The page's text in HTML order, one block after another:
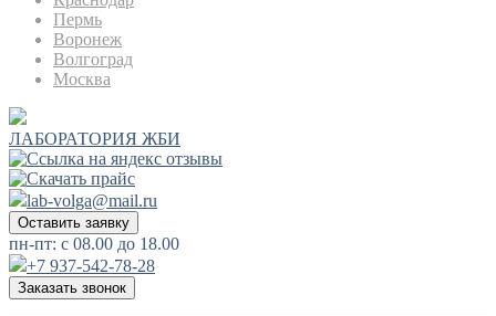
Пермь
Воронеж
Волгоград
Москва
ЛАБОРАТОРИЯ ЖБИ
lab-volga@mail.ru
Оставить заявку
пн-пт: с 08.00 до 18.00
+7 937-542-78-28
Заказать звонок